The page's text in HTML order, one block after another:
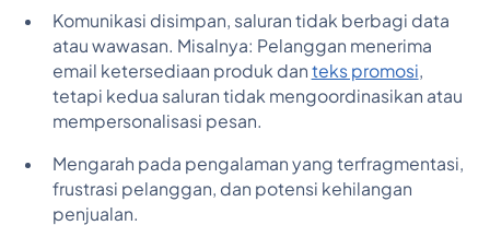
Komunikasi disimpan, saluran tidak berbagi data
atau wawasan. Misalnya: Pelanggan menerima
email ketersediaan produk dan teks promosi,
tetapi kedua saluran tidak mengoordinasikan atau
mempersonalisasi pesan.
Mengarah pada pengalaman yang terfragmentasi,
frustrasi pelanggan, dan potensi kehilangan
penjualan.